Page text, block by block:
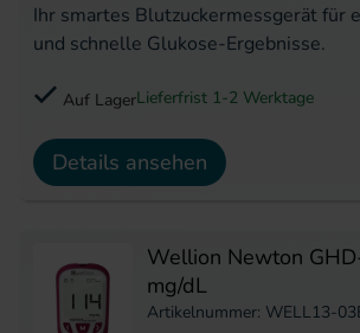
Ihr smartes Blutzuckermessgerät für
und schnelle Glukose-Ergebnisse.
Auf LagerLieferfrist 1-2 Werktage
Details ansehen
Wellion Newton
mg/dL
Artikelnummer: WELL13-